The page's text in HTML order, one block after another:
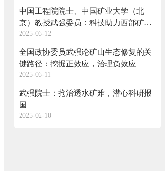
中国工程院院士、中国矿业大学（北
京）教授武强委员：科技助力西部矿业
发展
2025-03-12
全国政协委员武强论矿山生态修复的关
键路径：挖掘正效应，治理负效应
2025-03-11
武强院士：抢治透水矿难，潜心科研报
国
2025-02-10